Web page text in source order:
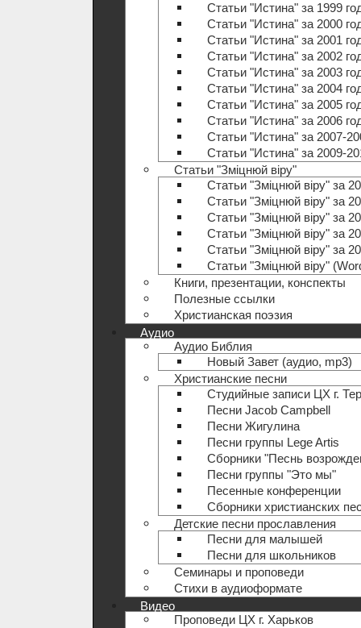
Статьи "Истина" за 1999
Статьи "Истина" за 2000
Статьи "Истина" за 2001
Статьи "Истина" за 2002
Статьи "Истина" за 2003
Статьи "Истина" за 2004
Статьи "Истина" за 2005
Статьи "Истина" за 2006
Статьи "Истина" за 2007-
Статьи "Истина" за 2009-
Статьи "Зміцнюй віру"
Статьи "Зміцнюй віру" за
Статьи "Зміцнюй віру" за
Статьи "Зміцнюй віру" за
Статьи "Зміцнюй віру" за
Статьи "Зміцнюй віру" за
Статьи "Зміцнюй віру"
Книги, презентации, конспекты
Полезные ccылки
Христианская поэзия
Аудио
Аудио Библия
Новый Завет (аудио, mp3)
Христианские песни
Студийные записи ЦХ г.
Песни Jacob Campbell
Песни Жигулина
Песни группы Lege Artis
Сборники "Песнь
Песни группы "Это мы"
Песенные конференции
Сборники христианских
Детские песни прославления
Песни для малышей
Песни для школьников
Семинары и проповеди
Стихи в аудиоформате
Видео
Проповеди ЦХ г. Харьков